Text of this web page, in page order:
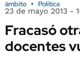
ámbito Política
23 de mayo 2013 -
Fracasó
docentes